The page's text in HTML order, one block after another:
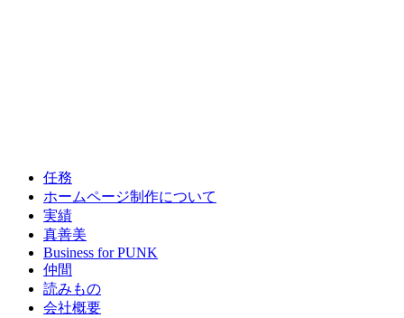
任務
ホームページ制作について
実績
真善美
Business for PUNK
仲間
読みもの
会社概要